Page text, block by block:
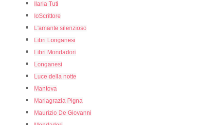
Ilaria Tuti
IoScrittore
L'amante silenzioso
Libri Longanesi
Libri Mondadori
Longanesi
Luce della notte
Mantova
Mariagrazia Pigna
Maurizio De Giovanni